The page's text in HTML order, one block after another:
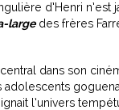
d’Henri n’est
largedes frères
dans son
l’univers